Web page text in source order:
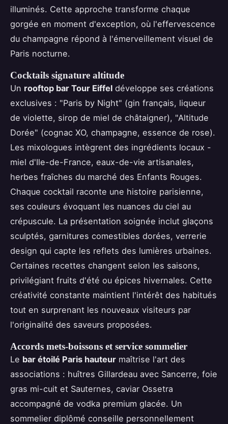
illuminés. Cette approche transforme chaque
gorgée en moment d'exception, où l'effervescence
du champagne répond à l'émerveillement visuel de
Paris nocturne.
Cocktails signature altitude
Un rooftop bar Tour Eiffel développe ses créations
exclusives : "Paris by Night" (gin français, liqueur
de violette, sirop de miel de châtaigner), "Altitude
Dorée" (cognac XO, champagne, essence de rose).
Les mixologues intègrent des ingrédients locaux -
miel d'Ile-de-France, eaux-de-vie artisanales,
herbes fraîches du marché des Enfants Rouges.
Chaque cocktail raconte une histoire parisienne,
ses couleurs évoquant les nuances du ciel au
crépuscule. La présentation soignée inclut glaçons
sculptés, garnitures comestibles dorées, verrerie
design qui capte les reflets des lumières urbaines.
Certaines recettes changent selon les saisons,
privilégiant fruits d'été ou épices hivernales. Cette
créativité constante maintient l'intérêt des habitués
tout en surprenant les nouveaux visiteurs par
l'originalité des saveurs proposées.
Accords mets-boissons et service sommelier
Le bar étoilé Paris hauteur maîtrise l'art des
associations : huîtres Gillardeau avec Sancerre, foie
gras mi-cuit et Sauternes, caviar Ossetra
accompagné de vodka premium glacée. Un
sommelier diplômé conseille personnellement